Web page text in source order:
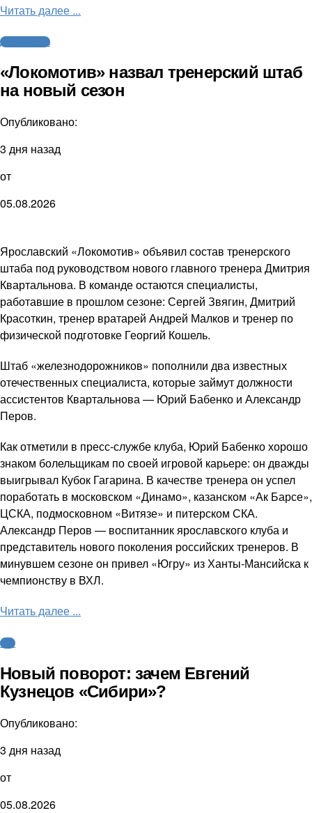
Читать далее ...
Другие виды
«Локомотив» назвал тренерский штаб
на новый сезон
Опубликовано:
3 дня назад
от
05.08.2026
Ярославский «Локомотив» объявил состав тренерского
штаба под руководством нового главного тренера Дмитрия
Квартальнова. В команде остаются специалисты,
работавшие в прошлом сезоне: Сергей Звягин, Дмитрий
Красоткин, тренер вратарей Андрей Малков и тренер по
физической подготовке Георгий Кошель.
Штаб «железнодорожников» пополнили два известных
отечественных специалиста, которые займут должности
ассистентов Квартальнова — Юрий Бабенко и Александр
Перов.
Как отметили в пресс-службе клуба, Юрий Бабенко хорошо
знаком болельщикам по своей игровой карьере: он дважды
выигрывал Кубок Гагарина. В качестве тренера он успел
поработать в московском «Динамо», казанском «Ак Барсе»,
ЦСКА, подмосковном «Витязе» и питерском СКА.
Александр Перов — воспитанник ярославского клуба и
представитель нового поколения российских тренеров. В
минувшем сезоне он привел «Югру» из Ханты-Мансийска к
чемпионству в ВХЛ.
Читать далее ...
КХЛ
Новый поворот: зачем Евгений
Кузнецов «Сибири»?
Опубликовано:
3 дня назад
от
05.08.2026